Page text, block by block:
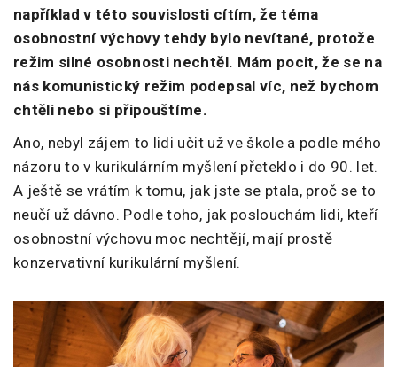
například v této souvislosti cítím, že téma
osobnostní výchovy tehdy bylo nevítané, protože
režim silné osobnosti nechtěl. Mám pocit, že se na
nás komunistický režim podepsal víc, než bychom
chtěli nebo si připouštíme.
Ano, nebyl zájem to lidi učit už ve škole a podle mého
názoru to v kurikulárním myšlení přeteklo i do 90. let.
A ještě se vrátím k tomu, jak jste se ptala, proč se to
neučí už dávno. Podle toho, jak poslouchám lidi, kteří
osobnostní výchovu moc nechtějí, mají prostě
konzervativní kurikulární myšlení.